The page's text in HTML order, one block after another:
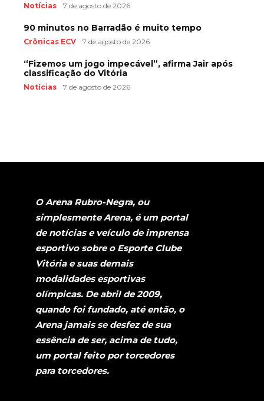
Notícias 7 de agosto de 2026
90 minutos no Barradão é muito tempo
Crônicas ECV 7 de agosto de 2026
“Fizemos um jogo impecável”, afirma Jair após
classificação do Vitória
Notícias 7 de agosto de 2026
O Arena Rubro-Negra, ou
simplesmente Arena, é um portal
de notícias e veículo de imprensa
esportivo sobre o Esporte Clube
Vitória e suas demais
modalidades esportivas
olímpicas. De abril de 2009,
quando foi fundado, até então, o
Arena jamais se desfez de sua
essência de ser, acima de tudo,
um portal feito por torcedores
para torcedores.